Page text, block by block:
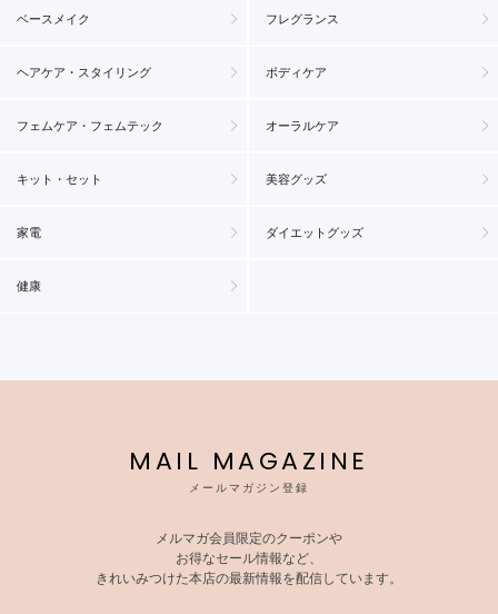
ベースメイク フレグランス
ヘアケア・スタイリング ボディケア
フェムケア・フェムテック オーラルケア
キット・セット 美容グッズ
家電 ダイエットグッズ
健康
MAIL MAGAZINE
メールマガジン登録
メルマガ会員限定のクーポンや
お得なセール情報など、
きれいみつけた本店の最新情報を配信しています。